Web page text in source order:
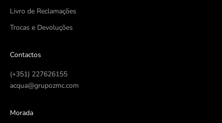
Livro de Reclamações
Trocas e Devoluções
Contactos
(+351) 227626155
acqua@grupozmc.com
Morada